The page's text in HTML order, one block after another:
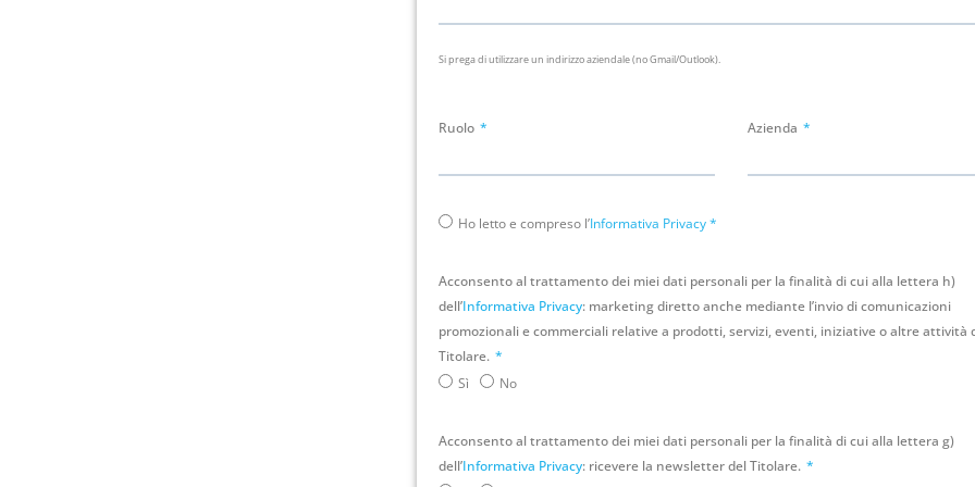
Si prega di utilizzare un indirizzo aziendale (no Gmail/Outlook).
Ruolo Azienda
Ho letto e compreso l’Informativa Privacy*
Acconsento al trattamento dei miei dati personali per la finalità di cui alla lettera h)
dell’Informativa Privacy: marketing diretto anche mediante l’invio di comunicazioni
promozionali e commerciali relative a prodotti, servizi, eventi, iniziative o altre attività
Titolare.
Sì
No
Acconsento al trattamento dei miei dati personali per la finalità di cui alla lettera g)
dell’Informativa Privacy: ricevere la newsletter del Titolare.